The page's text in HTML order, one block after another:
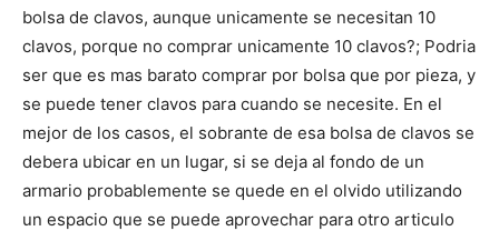
bolsa de clavos, aunque unicamente se necesitan 10
clavos, porque no comprar unicamente 10 clavos?; Podria
ser que es mas barato comprar por bolsa que por pieza, y
se puede tener clavos para cuando se necesite. En el
mejor de los casos, el sobrante de esa bolsa de clavos se
debera ubicar en un lugar, si se deja al fondo de un
armario probablemente se quede en el olvido utilizando
un espacio que se puede aprovechar para otro articulo